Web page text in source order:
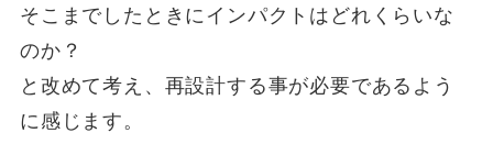
そこまでしたときにインパクトはどれくらいな
のか？
と改めて考え、再設計する事が必要であるよう
に感じます。